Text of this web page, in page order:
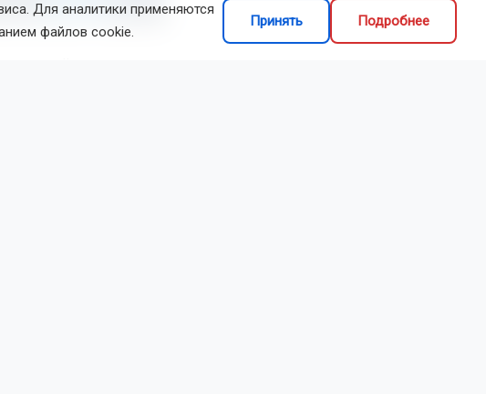
ru/author/, создано ИИ
Для аналитики применяются
файлов cookie.
Принять Подробнее